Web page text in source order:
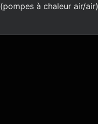
(pompes à chaleur air/air)